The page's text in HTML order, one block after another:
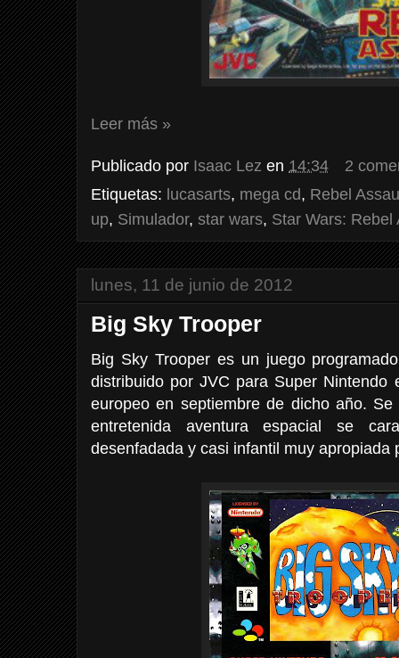
Leer más »
Publicado por Isaac Lez en 14:34
2
Etiquetas: lucasarts, mega cd, Rebel
up, Simulador, star wars, Star Wars: Rebel
lunes, 11 de junio de 2012
Big Sky Trooper
Big Sky Trooper es un juego
distribuido por JVC para Super Nintendo
europeo en septiembre de dicho año.
entretenida aventura espacial se
desenfadada y casi infantil muy apropiada